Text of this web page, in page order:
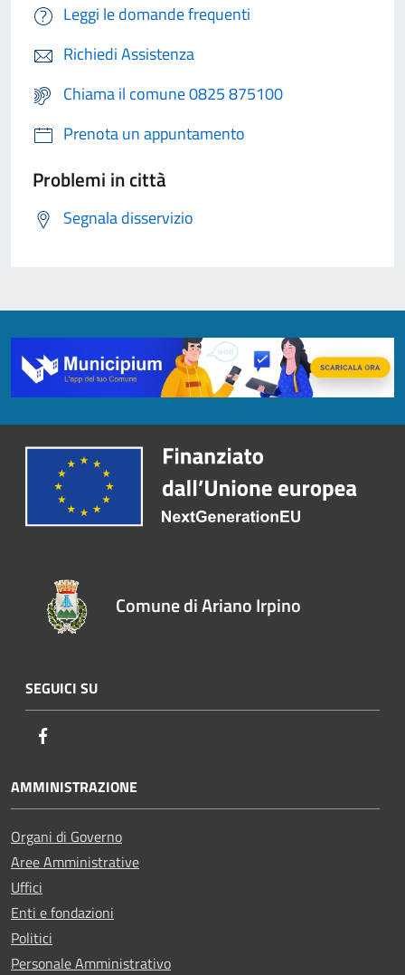
Leggi le domande frequenti
Richiedi Assistenza
Chiama il comune 0825 875100
Prenota un appuntamento
Problemi in città
Segnala disservizio
Comune di Ariano Irpino
SEGUICI SU
AMMINISTRAZIONE
Organi di Governo
Aree Amministrative
Uffici
Enti e fondazioni
Politici
Personale Amministrativo